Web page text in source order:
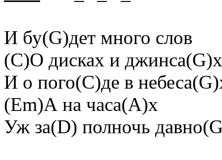
И бу(G)дет много слов
(C)О дисках и
И о пого(C)де в
(Em)А на часа(A)х
Уж за(D) полночь